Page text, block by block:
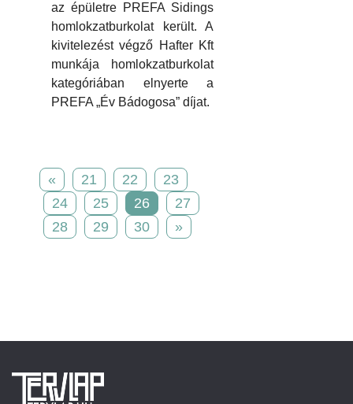
az épületre PREFA Sidings
homlokzatburkolat került. A
kivitelezést végző Hafter Kft
munkája homlokzatburkolat
kategóriában elnyerte a
PREFA „Év Bádogosa” díjat.
« 21 22
23
24
25 26
27
28
29 30 »